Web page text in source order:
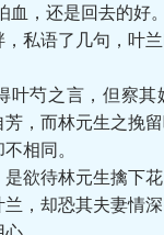
，还是回去的好
语了几句，叶兰
芍之言，但察其
，而林元生之挽
相同。
待林元生擒下花
，却恐其夫妻情